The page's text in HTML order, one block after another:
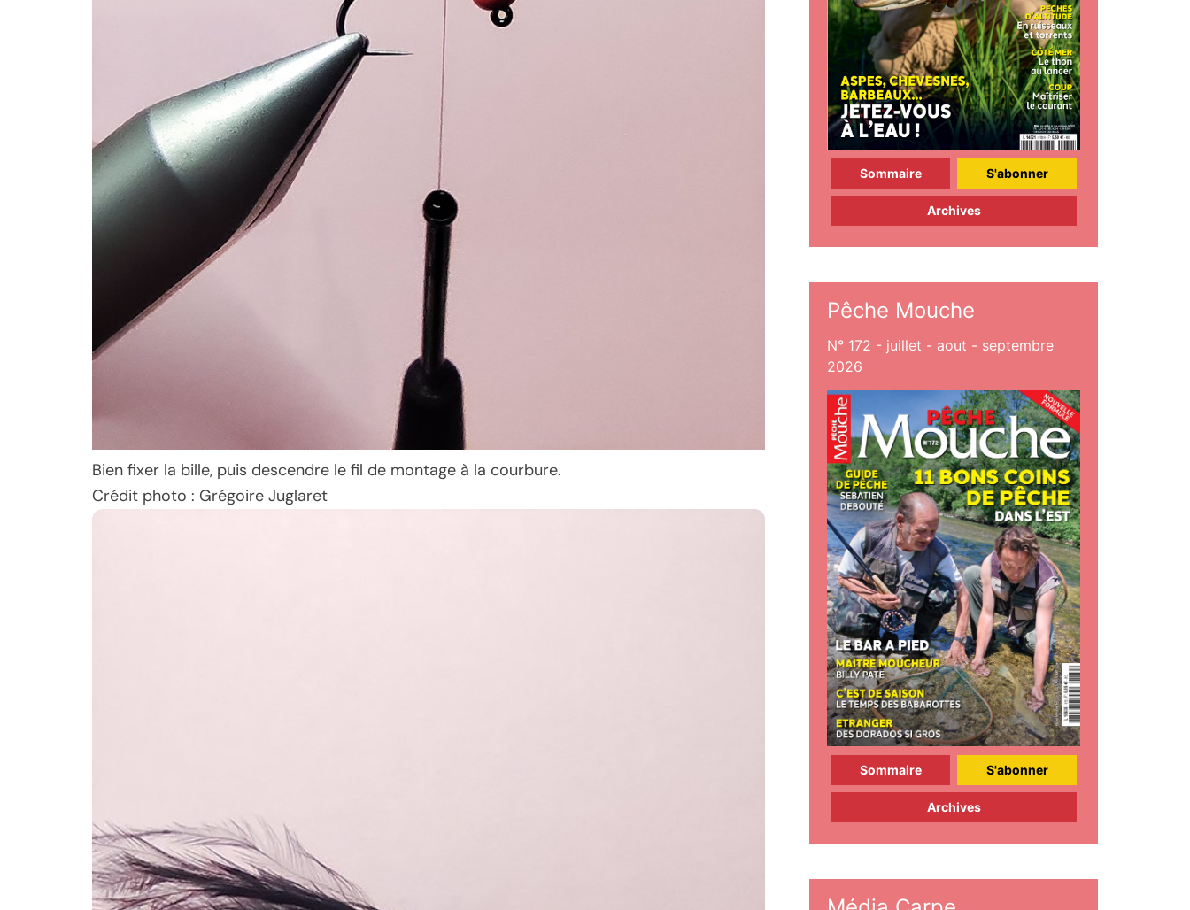
Bien fixer la bille, puis descendre le fil de montage à la courbure.
Crédit photo : Grégoire Juglaret
Sommaire S'abonner
Archives
Pêche Mouche
N° 172 - juillet - aout - septembre
2026
Sommaire S'abonner
Archives